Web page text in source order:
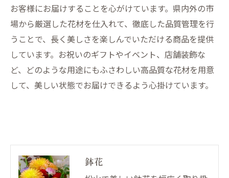
お客様にお届けすることを心がけています。県内外の市
場から厳選した花材を仕入れて、徹底した品質管理を行
うことで、長く美しさを楽しんでいただける商品を提供
しています。お祝いのギフトやイベント、店舗装飾な
ど、どのような用途にもふさわしい高品質な花材を用意
して、美しい状態でお届けできるよう心掛けています。
鉢花